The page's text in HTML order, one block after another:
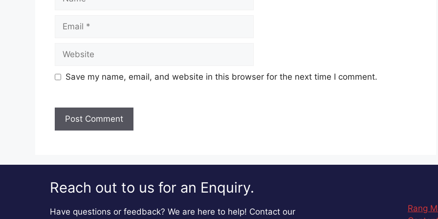
Save my name, email, and website in this browser for the next time I comment.
Reach out to us for an Enquiry.
Have questions or feedback? We are here to help! Contact our
Rang